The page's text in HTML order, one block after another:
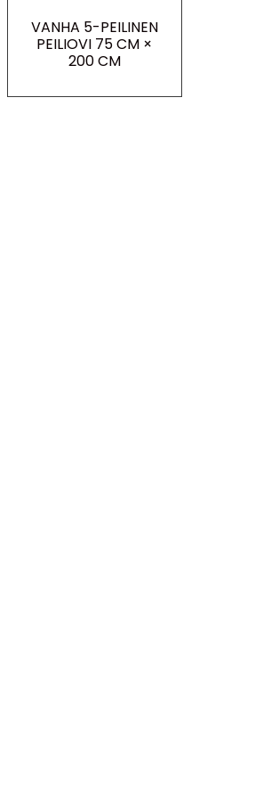
VANHA 5-PEILINEN
PEILIOVI 75 CM ×
200 CM